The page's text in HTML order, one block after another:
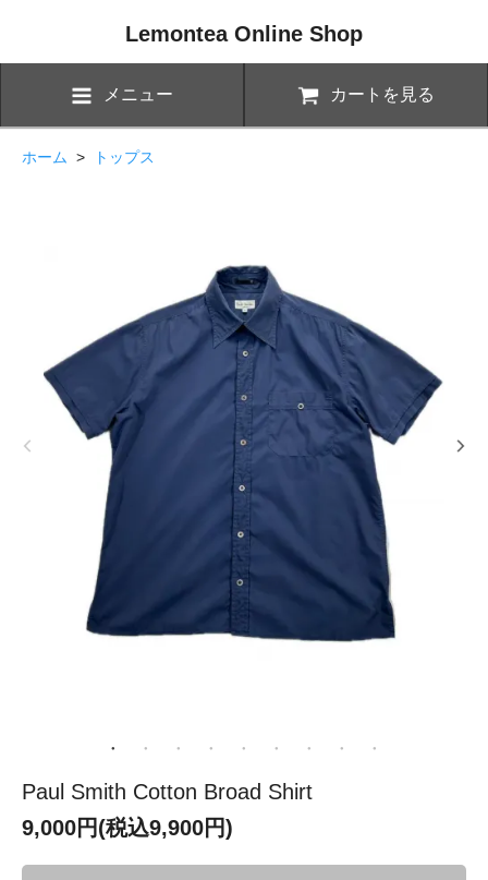
Lemontea Online Shop
メニュー カートを見る
ホーム > トップス
Paul Smith Cotton Broad Shirt
9,000円(税込9,900円)